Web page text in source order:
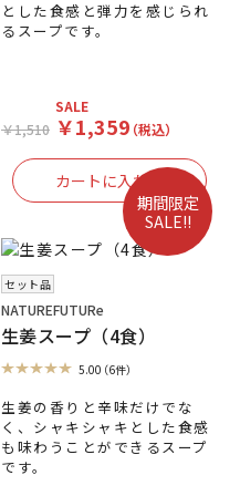
とした食感と弾力を感じられ
るスープです。
￥1,510
SALE
￥1,359（税込）
期間限定
SALE!!
セット品
NATUREFUTURe
生姜スープ（4食）
5.00（6件）
生姜の香りと辛味だけでな
く、シャキシャキとした食感
も味わうことができるスープ
です。